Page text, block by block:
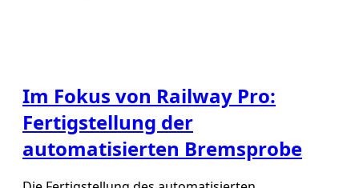
Im Fokus von Railway Pro:
Fertigstellung der
automatisierten Bremsprobe